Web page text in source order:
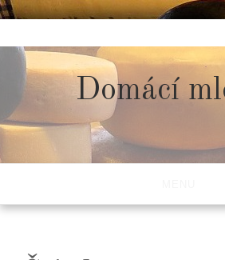
to
content
Domácí